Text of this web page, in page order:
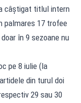
câștigat titlul intern
palmares 17 trofee
în 9 sezoane nu
pe 8 iulie (la
din turul doi
29 sau 30